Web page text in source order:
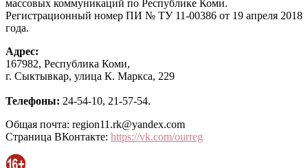
массовых коммуникаций по Республике Коми.
Регистрационный номер ПИ № ТУ 11-00386 от 19 апреля 2018
года.
Адрес:
167982, Республика Коми,
г. Сыктывкар, улица К. Маркса, 229
Телефоны: 24-54-10, 21-57-54.
Общая почта: region11.rk@yandex.com
Страница ВКонтакте: https://vk.com/ourreg